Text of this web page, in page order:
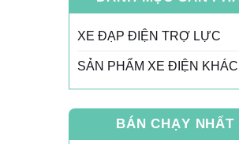
XE ĐẠP ĐIỆN TRỢ LỰC
SẢN PHẨM XE ĐIỆN KHÁC
BÁN CHẠY NHẤT